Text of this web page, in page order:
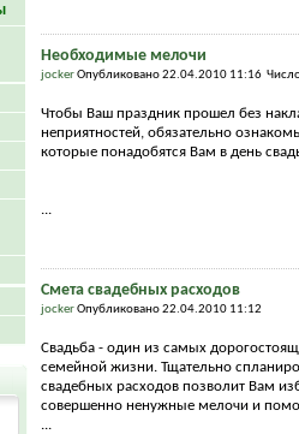
Необходимые мелочи
jockerОпубликовано 22.04.2010 11:16
Чтобы Ваш праздник прошел без
неприятностей, обязательно
которые понадобятся Вам в день
...
Смета свадебных расходов
jockerОпубликовано 22.04.2010 11:12
Свадьба - один из самых
семейной жизни. Тщательно
свадебных расходов позволит Вам
совершенно ненужные мелочи и
...